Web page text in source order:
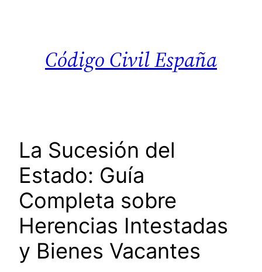
Código Civil España
La Sucesión del
Estado: Guía
Completa sobre
Herencias Intestadas
y Bienes Vacantes